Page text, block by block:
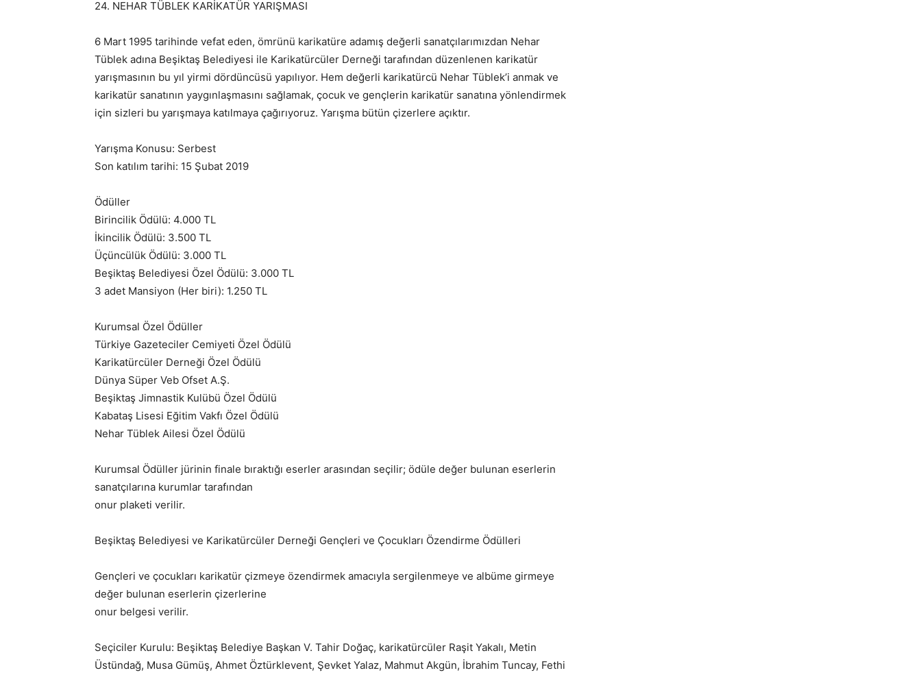
24. NEHAR TÜBLEK KARİKATÜR YARIŞMASI
6 Mart 1995 tarihinde vefat eden, ömrünü karikatüre adamış değerli sanatçılarımızdan Nehar
Tüblek adına Beşiktaş Belediyesi ile Karikatürcüler Derneği tarafından düzenlenen karikatür
yarışmasının bu yıl yirmi dördüncüsü yapılıyor. Hem değerli karikatürcü Nehar Tüblek’i anmak ve
karikatür sanatının yaygınlaşmasını sağlamak, çocuk ve gençlerin karikatür sanatına yönlendirmek
için sizleri bu yarışmaya katılmaya çağırıyoruz. Yarışma bütün çizerlere açıktır.
Yarışma Konusu: Serbest
Son katılım tarihi: 15 Şubat 2019
Ödüller
Birincilik Ödülü: 4.000 TL
İkincilik Ödülü: 3.500 TL
Üçüncülük Ödülü: 3.000 TL
Beşiktaş Belediyesi Özel Ödülü: 3.000 TL
3 adet Mansiyon (Her biri): 1.250 TL
Kurumsal Özel Ödüller
Türkiye Gazeteciler Cemiyeti Özel Ödülü
Karikatürcüler Derneği Özel Ödülü
Dünya Süper Veb Ofset A.Ş.
Beşiktaş Jimnastik Kulübü Özel Ödülü
Kabataş Lisesi Eğitim Vakfı Özel Ödülü
Nehar Tüblek Ailesi Özel Ödülü
Kurumsal Ödüller jürinin finale bıraktığı eserler arasından seçilir; ödüle değer bulunan eserlerin
sanatçılarına kurumlar tarafından
onur plaketi verilir.
Beşiktaş Belediyesi ve Karikatürcüler Derneği Gençleri ve Çocukları Özendirme Ödülleri
Gençleri ve çocukları karikatür çizmeye özendirmek amacıyla sergilenmeye ve albüme girmeye
değer bulunan eserlerin çizerlerine
onur belgesi verilir.
Seçiciler Kurulu: Beşiktaş Belediye Başkan V. Tahir Doğaç, karikatürcüler Raşit Yakalı, Metin
Üstündağ, Musa Gümüş, Ahmet Öztürklevent, Şevket Yalaz, Mahmut Akgün, İbrahim Tuncay, Fethi